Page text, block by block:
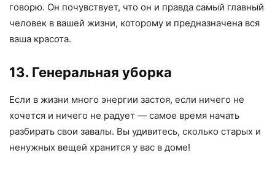
говорю. Он почувствует, что он и правда самый главный
человек в вашей жизни, которому и предназначена вся
ваша красота.
13. Генеральная уборка
Если в жизни много энергии застоя, если ничего не
хочется и ничего не радует — самое время начать
разбирать свои завалы. Вы удивитесь, сколько старых и
ненужных вещей хранится у вас в доме!